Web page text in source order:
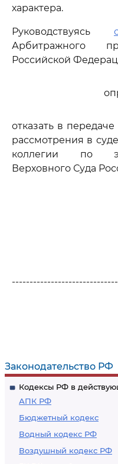
Законодательство РФ
Кодексы РФ в
АПК РФ
Бюджетный кодекс
Водный кодекс РФ
Воздушный кодекс РФ
характера.
Руководствуясь
Арбитражного
Российской
отказать в
рассмотрения в
коллегии по
Верховного Суда